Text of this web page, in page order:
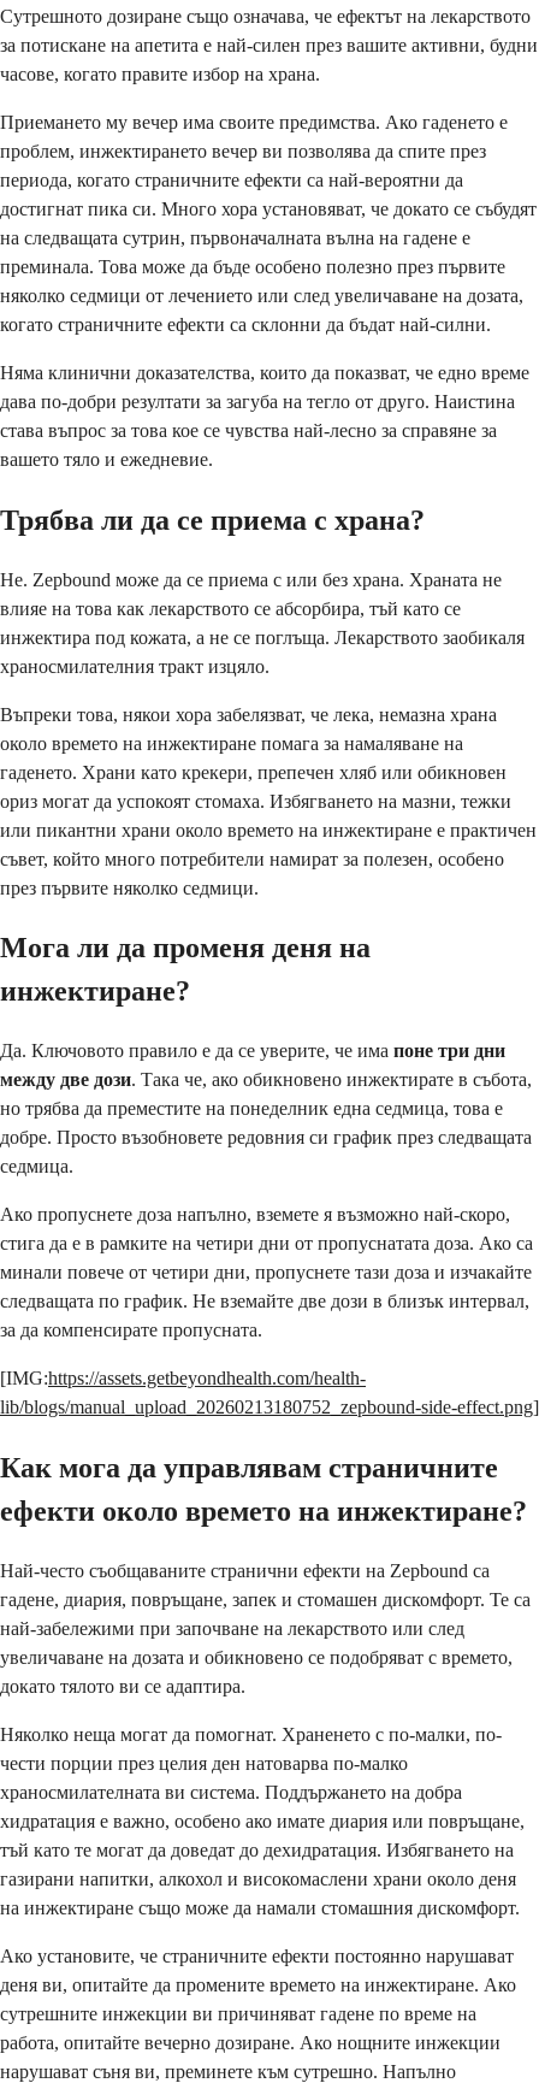
Сутрешното дозиране също означава, че ефектът на лекарството
за потискане на апетита е най-силен през вашите активни, будни
часове, когато правите избор на храна.
Приемането му вечер има своите предимства. Ако гаденето е
проблем, инжектирането вечер ви позволява да спите през
периода, когато страничните ефекти са най-вероятни да
достигнат пика си. Много хора установяват, че докато се събудят
на следващата сутрин, първоначалната вълна на гадене е
преминала. Това може да бъде особено полезно през първите
няколко седмици от лечението или след увеличаване на дозата,
когато страничните ефекти са склонни да бъдат най-силни.
Няма клинични доказателства, които да показват, че едно време
дава по-добри резултати за загуба на тегло от друго. Наистина
става въпрос за това кое се чувства най-лесно за справяне за
вашето тяло и ежедневие.
Трябва ли да се приема с храна?
Не. Zepbound може да се приема с или без храна. Храната не
влияе на това как лекарството се абсорбира, тъй като се
инжектира под кожата, а не се поглъща. Лекарството заобикаля
храносмилателния тракт изцяло.
Въпреки това, някои хора забелязват, че лека, немазна храна
около времето на инжектиране помага за намаляване на
гаденето. Храни като крекери, препечен хляб или обикновен
ориз могат да успокоят стомаха. Избягването на мазни, тежки
или пикантни храни около времето на инжектиране е практичен
съвет, който много потребители намират за полезен, особено
през първите няколко седмици.
Мога ли да променя деня на
инжектиране?
Да. Ключовото правило е да се уверите, че има поне три дни
между две дози. Така че, ако обикновено инжектирате в събота,
но трябва да преместите на понеделник една седмица, това е
добре. Просто възобновете редовния си график през следващата
седмица.
Ако пропуснете доза напълно, вземете я възможно най-скоро,
стига да е в рамките на четири дни от пропуснатата доза. Ако са
минали повече от четири дни, пропуснете тази доза и изчакайте
следващата по график. Не вземайте две дози в близък интервал,
за да компенсирате пропусната.
[IMG:https://assets.getbeyondhealth.com/health-
lib/blogs/manual_upload_20260213180752_zepbound-side-effect.png]
Как мога да управлявам страничните
ефекти около времето на инжектиране?
Най-често съобщаваните странични ефекти на Zepbound са
гадене, диария, повръщане, запек и стомашен дискомфорт. Те са
най-забележими при започване на лекарството или след
увеличаване на дозата и обикновено се подобряват с времето,
докато тялото ви се адаптира.
Няколко неща могат да помогнат. Храненето с по-малки, по-
чести порции през целия ден натоварва по-малко
храносмилателната ви система. Поддържането на добра
хидратация е важно, особено ако имате диария или повръщане,
тъй като те могат да доведат до дехидратация. Избягването на
газирани напитки, алкохол и високомаслени храни около деня
на инжектиране също може да намали стомашния дискомфорт.
Ако установите, че страничните ефекти постоянно нарушават
деня ви, опитайте да промените времето на инжектиране. Ако
сутрешните инжекции ви причиняват гадене по време на
работа, опитайте вечерно дозиране. Ако нощните инжекции
нарушават съня ви, преминете към сутрешно. Напълно